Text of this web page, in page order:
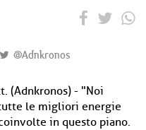
@Adnkronos
(Adnkronos) - "Noi
le migliori energie
in questo piano.